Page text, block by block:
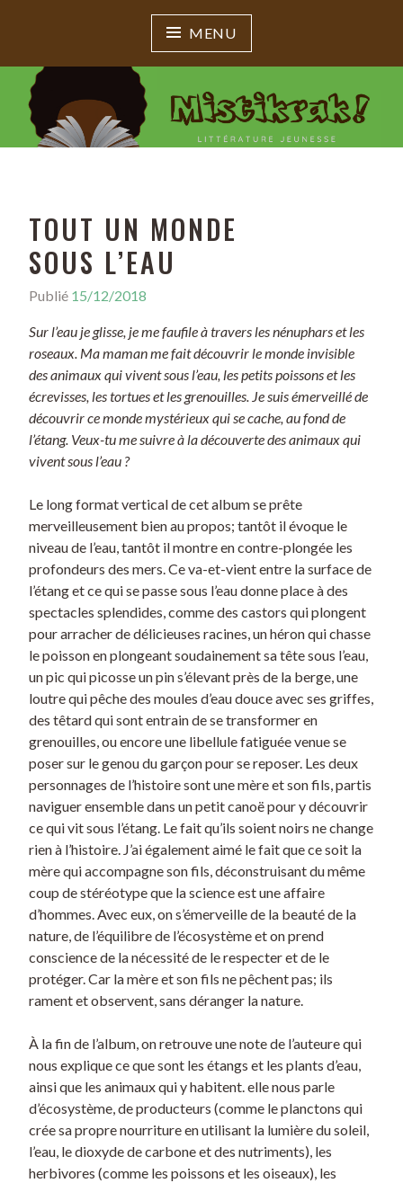
MENU
MISTIKRAK !
Littérature jeunesse
TOUT UN MONDE
SOUS L’EAU
Publié 15/12/2018
r
M
i
s
t
i
a
k
Sur l’eau je glisse, je me faufile à travers les nénuphars et les
roseaux. Ma maman me fait découvrir le monde invisible
des animaux qui vivent sous l’eau, les petits poissons et les
écrevisses, les tortues et les grenouilles. Je suis émerveillé de
découvrir ce monde mystérieux qui se cache, au fond de
l’étang. Veux-tu me suivre à la découverte des animaux qui
vivent sous l’eau ?
Le long format vertical de cet album se prête
merveilleusement bien au propos; tantôt il évoque le
niveau de l’eau, tantôt il montre en contre-plongée les
profondeurs des mers. Ce va-et-vient entre la surface de
l’étang et ce qui se passe sous l’eau donne place à des
spectacles splendides, comme des castors qui plongent
pour arracher de délicieuses racines, un héron qui chasse
le poisson en plongeant soudainement sa tête sous l’eau,
un pic qui picosse un pin s’élevant près de la berge, une
loutre qui pêche des moules d’eau douce avec ses griffes,
des têtard qui sont entrain de se transformer en
grenouilles, ou encore une libellule fatiguée venue se
poser sur le genou du garçon pour se reposer. Les deux
personnages de l’histoire sont une mère et son fils, partis
naviguer ensemble dans un petit canoë pour y découvrir
ce qui vit sous l’étang. Le fait qu’ils soient noirs ne change
rien à l’histoire. J’ai également aimé le fait que ce soit la
mère qui accompagne son fils, déconstruisant du même
coup de stéréotype que la science est une affaire
d’hommes. Avec eux, on s’émerveille de la beauté de la
nature, de l’équilibre de l’écosystème et on prend
conscience de la nécessité de le respecter et de le
protéger. Car la mère et son fils ne pêchent pas; ils
rament et observent, sans déranger la nature.
À la fin de l’album, on retrouve une note de l’auteure qui
nous explique ce que sont les étangs et les plants d’eau,
ainsi que les animaux qui y habitent. elle nous parle
d’écosystème, de producteurs (comme le planctons qui
crée sa propre nourriture en utilisant la lumière du soleil,
l’eau, le dioxyde de carbone et des nutriments), les
herbivores (comme les poissons et les oiseaux), les